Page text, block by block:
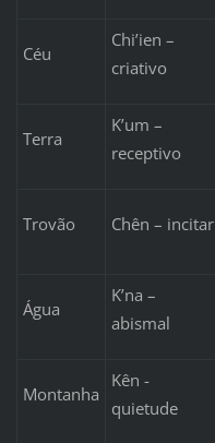
Céu
Chi’ien –
criativo
Terra
K’um –
receptivo
Trovão Chên – incitar
Água
K’na –
abismal
Montanha
Kên -
quietude